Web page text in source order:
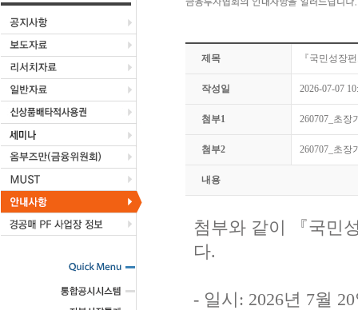
제목 『국민성장
작성일 2026-07-07
첨부1 260707_초장
첨부2 260707_초장
내용
첨부와 같이 『국민
다.
- 일시: 2026년 7월